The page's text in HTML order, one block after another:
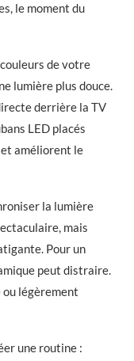
le moment du
de votre
lumière plus douce.
derrière la TV
LED placés
améliorent le
la lumière
mais
Pour un
peut distraire.
ou légèrement
une routine :